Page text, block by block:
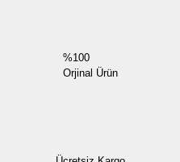
%100
Orjinal Ürün